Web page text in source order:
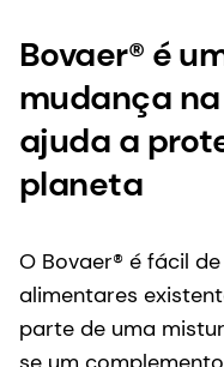
United States
UNICATT
Italy
University of Alberta
Canada
Australia
United Kingdom
O Bovaer® é fácil
alimentares
parte de uma
se um
Bovaer® na sua